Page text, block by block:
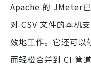
Apache 的 JMeter
对 CSV 文件的本机
效地工作。它还可以
而轻松合并到 CI 管道